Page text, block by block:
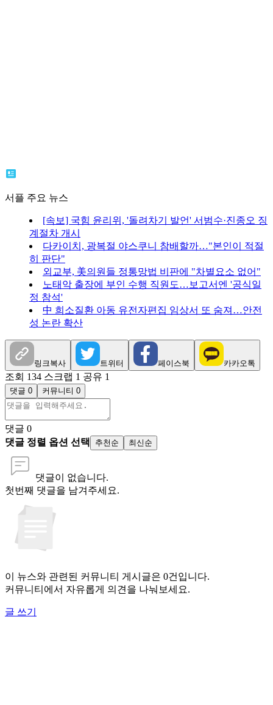
서플 주요 뉴스
[속보] 국힘 윤리위, '돌려차기 발언' 서범수·진종오 징
계절차 개시
다카이치, 광복절 야스쿠니 참배할까…"본인이 적절
히 판단"
외교부, 美의원들 정통망법 비판에 "차별요소 없어"
노태악 출장에 부인 수행 직원도…보고서엔 '공식일
정 참석'
中 희소질환 아동 유전자편집 임상서 또 숨져…안전
성 논란 확산
링크복사 트위터 페이스북 카카오톡
조회 134 스크랩 1 공유 1
댓글 0 커뮤니티 0
댓글 0
댓글 정렬 옵션 선택
추천순 최신순
댓글이 없습니다.
첫번째 댓글을 남겨주세요.
이 뉴스와 관련된 커뮤니티 게시글은 0건입니다.
커뮤니티에서 자유롭게 의견을 나눠보세요.
글 쓰기